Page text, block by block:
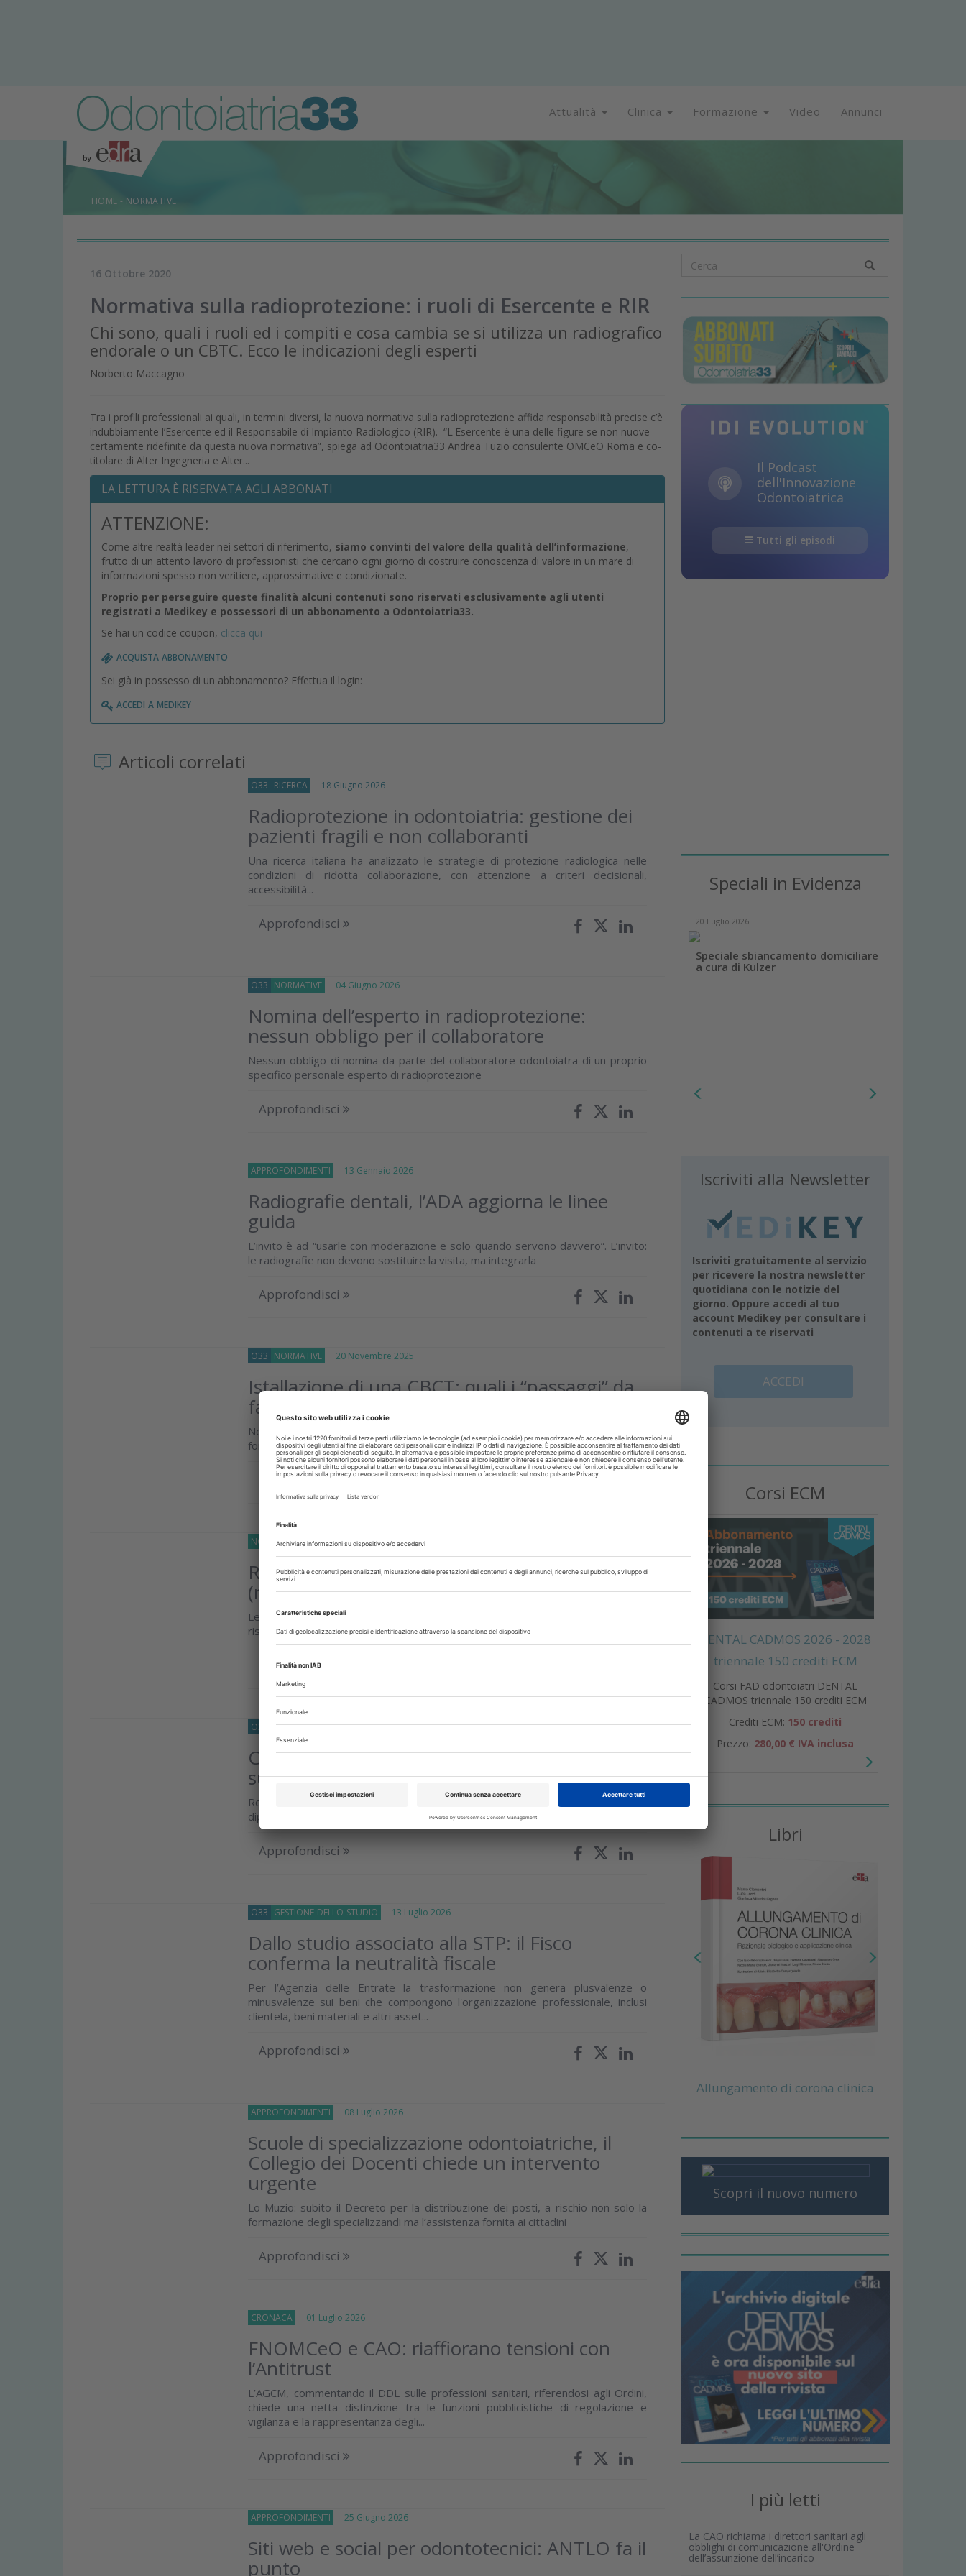
Attualità Clinica Formazione Video Annunci
HOME - NORMATIVE
16 Ottobre 2020
Normativa sulla radioprotezione: i ruoli di Esercente e RIR
Chi sono, quali i ruoli ed i compiti e cosa cambia se si utilizza un radiografico
endorale o un CBTC. Ecco le indicazioni degli esperti
Norberto Maccagno
Tra i profili professionali ai quali, in termini diversi, la nuova normativa sulla radioprotezione affida responsabilità precise c’è
indubbiamente l’Esercente ed il Responsabile di Impianto Radiologico (RIR). “L'Esercente è una delle figure se non nuove
certamente ridefinite da questa nuova normativa”, spiega ad Odontoiatria33 Andrea Tuzio consulente OMCeO Roma e co-
titolare di Alter Ingegneria e Alter...
LA LETTURA È RISERVATA AGLI ABBONATI
ATTENZIONE:
Come altre realtà leader nei settori di riferimento, siamo convinti del valore della qualità dell’informazione,
frutto di un attento lavoro di professionisti che cercano ogni giorno di costruire conoscenza di valore in un mare di
informazioni spesso non veritiere, approssimative e condizionate.
Proprio per perseguire queste finalità alcuni contenuti sono riservati esclusivamente agli utenti
registrati a Medikey e possessori di un abbonamento a Odontoiatria33.
Se hai un codice coupon, clicca qui
acquista abbonamento
Sei già in possesso di un abbonamento? Effettua il login:
accedi a medikey
Articoli correlati
O33 RICERCA 18 Giugno 2026
Radioprotezione in odontoiatria: gestione dei
pazienti fragili e non collaboranti
Una ricerca italiana ha analizzato le strategie di protezione radiologica nelle
condizioni di ridotta collaborazione, con attenzione a criteri decisionali,
accessibilità...
Approfondisci
O33 NORMATIVE 04 Giugno 2026
Nomina dell’esperto in radioprotezione:
nessun obbligo per il collaboratore
Nessun obbligo di nomina da parte del collaboratore odontoiatra di un proprio
specifico personale esperto di radioprotezione
Approfondisci
APPROFONDIMENTI 13 Gennaio 2026
Radiografie dentali, l’ADA aggiorna le linee
guida
L’invito è ad “usarle con moderazione e solo quando servono davvero”. L’invito:
le radiografie non devono sostituire la visita, ma integrarla
Approfondisci
O33 NORMATIVE 20 Novembre 2025
Istallazione di una CBCT: quali i “passaggi” da
fare
Nominare il proprio Esperto di Radioprotezione è il primo passaggio
fondamenta. Ecco gli altri che l’odontoiatra deve conoscere
Approfondisci
NORMATIVE 15 Ottobre 2025
Radioprotezione nello studio odontoiatrico,
(ri)facciamo un po’ di chiarezza
Le indicazioni del dott. Savini sugli obblighi che lo studio odontoiatrico deve
rispettare per tutelare il paziente e seguire le regole
Approfondisci
O33 NORMATIVE 14 Luglio 2026
Collaborazione odontoiatrica e lavoro
subordinato: la Cassazione traccia il confine
Respinta la domanda di un giovane dentista che voleva far riconoscere come
dipendente un rapporto professionale svolto in uno studio dentistico
Approfondisci
O33 GESTIONE-DELLO-STUDIO 13 Luglio 2026
Dallo studio associato alla STP: il Fisco
conferma la neutralità fiscale
Per l’Agenzia delle Entrate la trasformazione non genera plusvalenze o
minusvalenze sui beni che compongono l'organizzazione professionale, inclusi
clientela, beni materiali e altri asset...
Approfondisci
APPROFONDIMENTI 08 Luglio 2026
Scuole di specializzazione odontoiatriche, il
Collegio dei Docenti chiede un intervento
urgente
Lo Muzio: subito il Decreto per la distribuzione dei posti, a rischio non solo la
formazione degli specializzandi ma l’assistenza fornita ai cittadini
Approfondisci
CRONACA 01 Luglio 2026
FNOMCeO e CAO: riaffiorano tensioni con
l’Antitrust
L’AGCM, commentando il DDL sulle professioni sanitari, riferendosi agli Ordini,
chiede una netta distinzione tra le funzioni pubblicistiche di regolazione e
vigilanza e la rappresentanza degli...
Approfondisci
APPROFONDIMENTI 25 Giugno 2026
Siti web e social per odontotecnici: ANTLO fa il
punto
Il Podcast
dell'Innovazione
Odontoiatrica
Tutti gli episodi
Speciali in Evidenza
20 Luglio 2026
Speciale sbiancamento domiciliare
a cura di Kulzer
Iscriviti alla Newsletter
Iscriviti gratuitamente al servizio
per ricevere la nostra newsletter
quotidiana con le notizie del
giorno. Oppure accedi al tuo
account Medikey per consultare i
contenuti a te riservati
ACCEDI
Corsi ECM
DENTAL CADMOS 2026 - 2028
triennale 150 crediti ECM
Corsi FAD odontoiatri DENTAL
CADMOS triennale 150 crediti ECM
Crediti ECM: 150 crediti
Prezzo: 280,00 € IVA inclusa
Libri
Allungamento di corona clinica
Scopri il nuovo numero
I più letti
La CAO richiama i direttori sanitari agli
obblighi di comunicazione all'Ordine
dell’assunzione dell’incarico